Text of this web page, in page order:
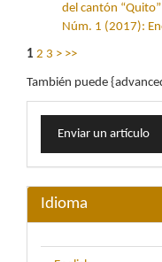
del cantón “Quito”
Núm. 1 (2017):
1 2 3 > >>
También puede
Enviar
unEnviar un artículo
Idioma